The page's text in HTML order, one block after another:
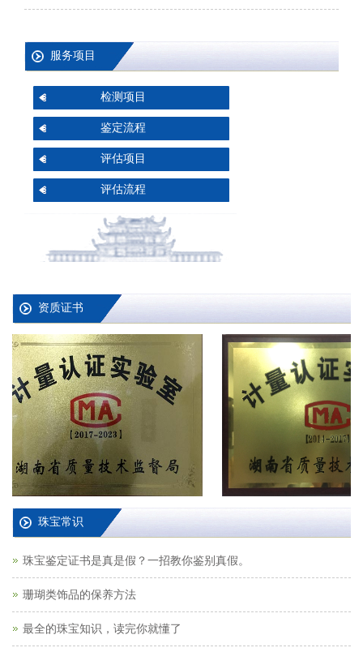
服务项目
检测项目
鉴定流程
评估项目
评估流程
资质证书
珠宝常识
珠宝鉴定证书是真是假？一招教你鉴别真假。
珊瑚类饰品的保养方法
最全的珠宝知识，读完你就懂了